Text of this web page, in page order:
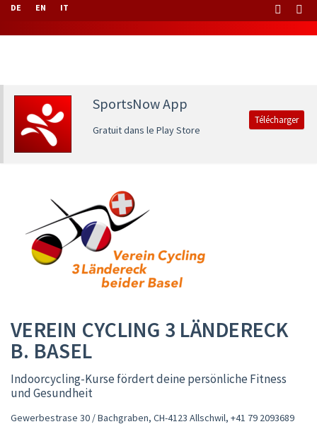
DE EN IT
SportsNow App
Gratuit dans le Play Store
Télécharger
VEREIN CYCLING 3 LÄNDERECK
B. BASEL
Indoorcycling-Kurse fördert deine persönliche Fitness
und Gesundheit
Gewerbestrase 30 / Bachgraben, CH-4123 Allschwil, +41 79 2093689